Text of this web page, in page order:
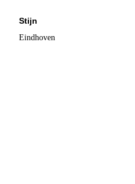
Stijn
Eindhoven